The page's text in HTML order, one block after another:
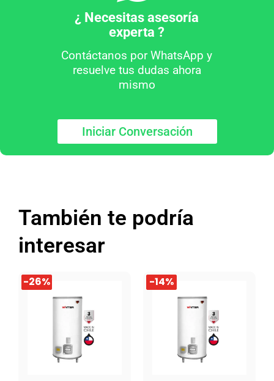
¿ Necesitas asesoría
experta ?
Contáctanos por WhatsApp y
resuelve tus dudas ahora
mismo
Iniciar Conversación
También te podría
interesar
-26%
-26%
El
precio
original
$1.099.990.
El
precio
$809.990.
-14%
-14%
El
precio
original
$1.519.990.
El
precio
$1.299.990.